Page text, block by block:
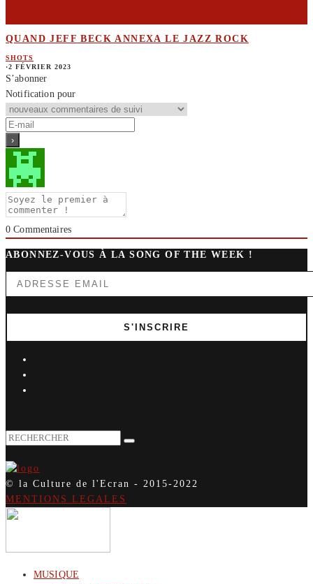
QUAND JEFF BECK ANNEXA LE JAZZ ROCK
SHOTS
·2 FÉVRIER 2023
S’abonner
Notification pour
0 Commentaires
ABONNEZ-VOUS À LA SONG OF THE WEEK !
© la Culture de l'Ecran - 2015-2022
MENTIONS LEGALES
MUSIQUE